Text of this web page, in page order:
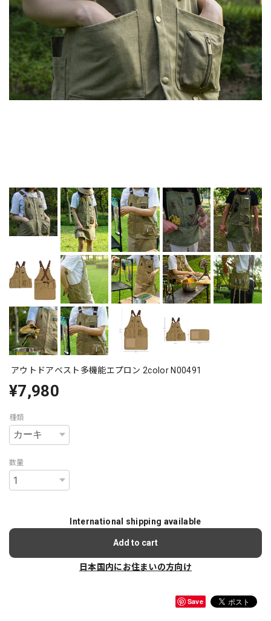
アウトドアベスト多機能エプロン 2color N00491
¥7,980
種類
数量
International shipping available
Add to cart
日本国内にお住まいの方向け
Save